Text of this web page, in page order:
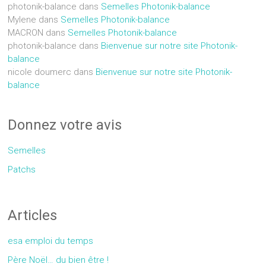
photonik-balance dans Semelles Photonik-balance
Mylene dans Semelles Photonik-balance
MACRON dans Semelles Photonik-balance
photonik-balance dans Bienvenue sur notre site Photonik-
balance
nicole doumerc dans Bienvenue sur notre site Photonik-
balance
Donnez votre avis
Semelles
Patchs
Articles
esa emploi du temps
Père Noël… du bien être !